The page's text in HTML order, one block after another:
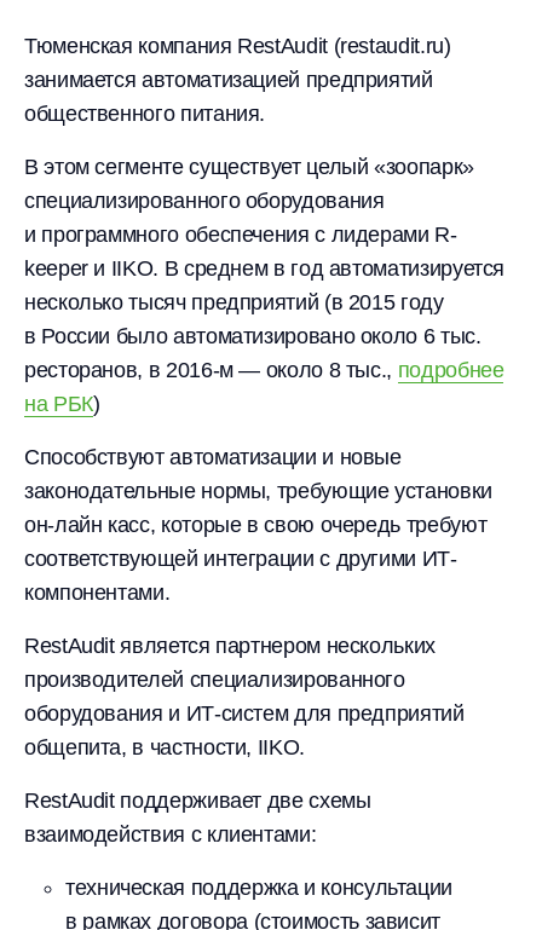
Тюменская компания RestAudit (restaudit.ru)
занимается автоматизацией предприятий
общественного питания.
В этом сегменте существует целый «зоопарк»
специализированного оборудования
и программного обеспечения с лидерами R-
keeper и IIKO. В среднем в год автоматизируется
несколько тысяч предприятий (в 2015 году
в России было автоматизировано около 6 тыс.
ресторанов, в 2016-м — около 8 тыс., подробнее
на РБК)
Способствуют автоматизации и новые
законодательные нормы, требующие установки
он-лайн касс, которые в свою очередь требуют
соответствующей интеграции с другими ИТ-
компонентами.
RestAudit является партнером нескольких
производителей специализированного
оборудования и ИТ-систем для предприятий
общепита, в частности, IIKO.
RestAudit поддерживает две схемы
взаимодействия с клиентами:
техническая поддержка и консультации
в рамках договора (стоимость зависит